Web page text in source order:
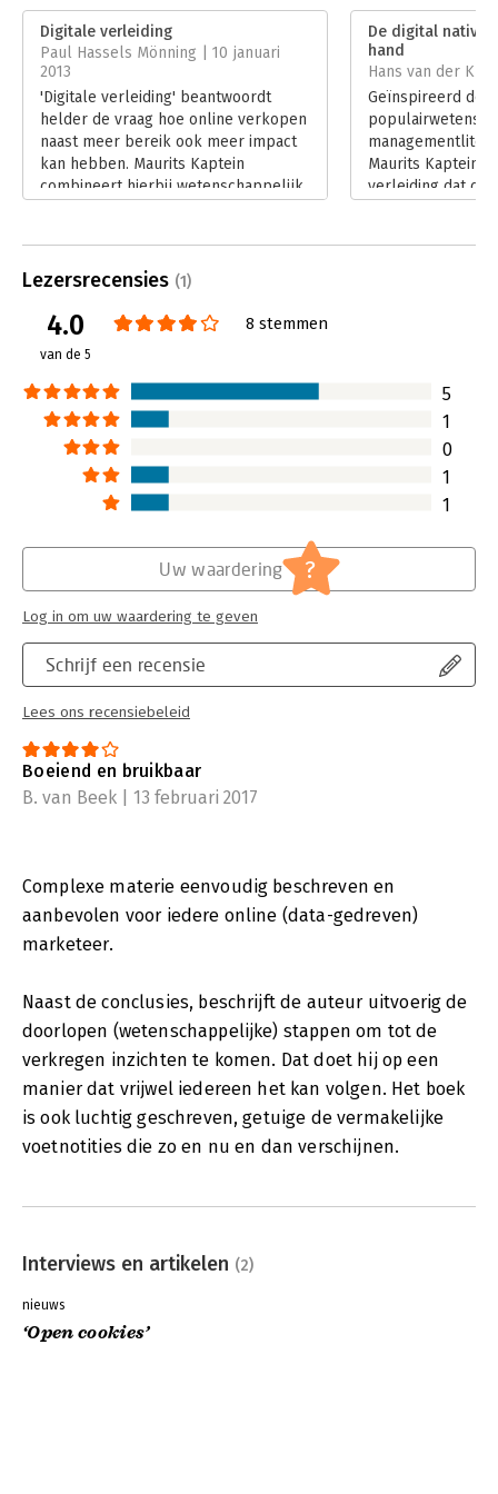
Verschijningsdatum:
Hoofdrubriek: Marketing
Digitale verleiding
Paul Hassels Mönning | 10 januari
2013
'Digitale verleiding' beantwoordt
helder de vraag hoe online verkopen
naast meer bereik ook meer impact
kan hebben. Maurits Kaptein
combineert hierbij wetenschappelijk
aangehaalde beïnvloedingsprincipes
online toepassing ervan betekent
kijk op- en aanpak van online
marketing.
Lees verder
De digital native
hand
Hans van der
Geïnspireerd
Maurits Kaptein
verleiding dat de
Lezersrecensies (1)
4.0
van de 5
8 stemmen
5
1
0
1
1
Schrijf een recensie
Lees ons recensiebeleid
Uw waardering ?
Log in om uw waardering te geven
Boeiend en bruikbaar
B. van Beek | 13 februari 2017
Complexe materie eenvoudig beschreven en
aanbevolen voor iedere online (data-gedreven)
marketeer.
Naast de conclusies, beschrijft de auteur uitvoerig de
doorlopen (wetenschappelijke) stappen om tot de
verkregen inzichten te komen. Dat doet hij op een
manier dat vrijwel iedereen het kan volgen. Het boek
is ook luchtig geschreven, getuige de vermakelijke
voetnotities die zo en nu en dan verschijnen.
Interviews en artikelen (2)
nieuws
‘Open cookies’